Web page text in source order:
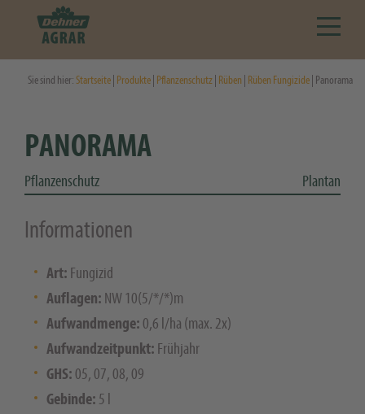
Sie sind hier:Startseite Produkte Pflanzenschutz Rüben Rüben Fungizide | Panorama
PANORAMA
Pflanzenschutz Plantan
Informationen
Art: Fungizid
Auflagen: NW 10(5/*/*)m
Aufwandmenge: 0,6 l/ha (max. 2x)
Aufwandzeitpunkt: Frühjahr
GHS: 05, 07, 08, 09
Gebinde: 5 l